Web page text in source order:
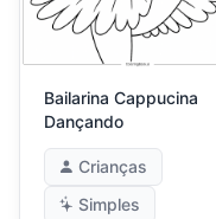
Bailarina Cappucina
Dançando
Crianças
Simples